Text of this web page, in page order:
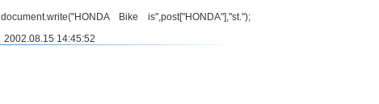
document.write("HONDA Bike is",post["HONDA"],"st.");
2002.08.15 14:45:52